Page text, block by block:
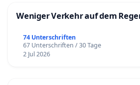
Weniger Verkehr auf dem
74 Unterschriften
67 Unterschriften / 30 Tage
2 Jul 2026